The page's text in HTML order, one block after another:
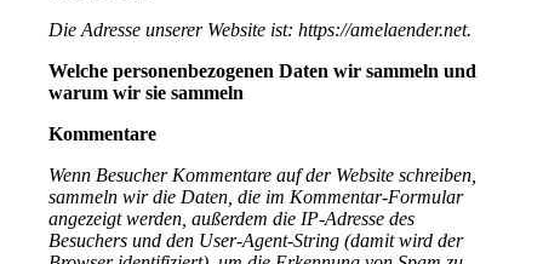
Die Adresse unserer Website ist: https://amelaender.net.
Welche personenbezogenen Daten wir sammeln und
warum wir sie sammeln
Kommentare
Wenn Besucher Kommentare auf der Website schreiben,
sammeln wir die Daten, die im Kommentar-Formular
angezeigt werden, außerdem die IP-Adresse des
Besuchers und den User-Agent-String (damit wird der